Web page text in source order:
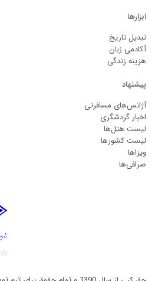
ابزارها
تبدیل تاریخ
آکادمی زبان
هزینه زندگی
پیشنهاد
آژانس‌های مسافرتی
اخبار گردشگری
لیست هتل‌ها
لیست کشورها
ویزاها
صرافی‌ها